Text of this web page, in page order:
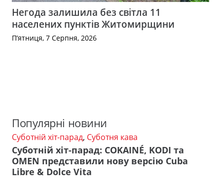
Негода залишила без світла 11
населених пунктів Житомирщини
П’ятниця, 7 Серпня, 2026
Популярні новини
Суботній хіт-парад, Суботня кава
Суботній хіт-парад: COKAINÉ, KODI та
OMEN представили нову версію Cuba
Libre & Dolce Vita